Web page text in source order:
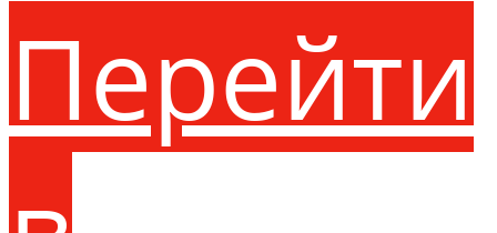
Перейти